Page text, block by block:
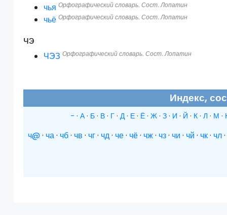
чья Орфографический словарь. Сост. Лопатин
чьё Орфографический словарь. Сост. Лопатин
чэ
ЧЭЗ Орфографический словарь. Сост. Лопатин
Индекс,
- · А· Б· В· Г· Д· Е· Ё· Ж· З· И · Й · К· Л · М ·
ч@· ча· чб· чв · чг· чд· че· чё· чж· чз· чи · чй · чк· чл·